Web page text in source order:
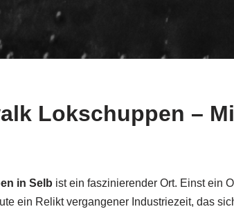
Lokschuppen –
in Selb ist ein faszinierender Ort. Einst ein
ein Relikt vergangener Industriezeit, das